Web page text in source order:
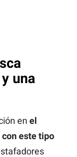
una
en el
este tipo